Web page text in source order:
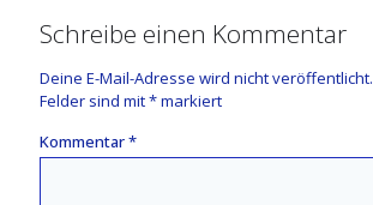
Schreibe einen Kommentar
Deine E-Mail-Adresse wird nicht veröffentlicht.
Felder sind mit*markiert
Kommentar*